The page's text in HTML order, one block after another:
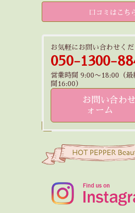
口コミはこち
お気軽にお問い合わせくだ
050-1300-
営業時間 9:00〜18:00（最
間16:00）
お問い合わ
ォーム